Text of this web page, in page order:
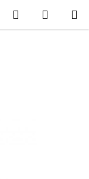
Hledat
KOŠÍK